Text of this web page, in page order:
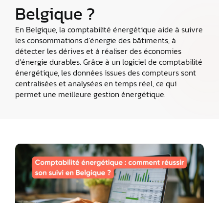
Belgique ?
En Belgique, la comptabilité énergétique aide à suivre
les consommations d’énergie des bâtiments, à
détecter les dérives et à réaliser des économies
d’énergie durables. Grâce à un logiciel de comptabilité
énergétique, les données issues des compteurs sont
centralisées et analysées en temps réel, ce qui
permet une meilleure gestion énergétique.